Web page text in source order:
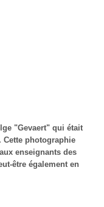
"Gevaert" qui était
Cette photographie
enseignants des
être également en